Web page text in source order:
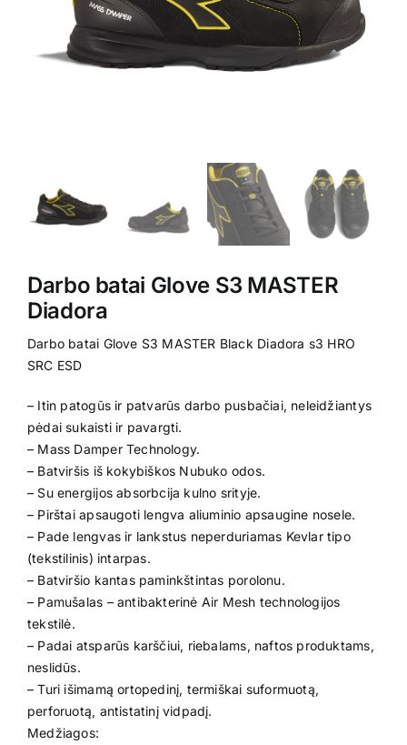
Kontaktai
Darbo batai Glove S3 MASTER
Diadora
Darbo batai Glove S3 MASTER Black Diadora s3 HRO
SRC ESD
– Itin patogūs ir patvarūs darbo pusbačiai, neleidžiantys
pėdai sukaisti ir pavargti.
– Mass Damper Technology.
– Batviršis iš kokybiškos Nubuko odos.
– Su energijos absorbcija kulno srityje.
– Pirštai apsaugoti lengva aliuminio apsaugine nosele.
– Pade lengvas ir lankstus neperduriamas Kevlar tipo
(tekstilinis) intarpas.
– Batviršio kantas paminkštintas porolonu.
– Pamušalas – antibakterinė Air Mesh technologijos
tekstilė.
– Padai atsparūs karščiui, riebalams, naftos produktams,
neslidūs.
– Turi išimamą ortopedinį, termiškai suformuotą,
perforuotą, antistatinį vidpadį.
Medžiagos: